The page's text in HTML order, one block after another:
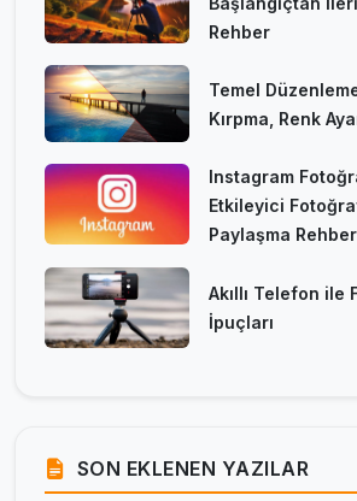
Rehber
Temel
Kırpma, Renk
Instagram
Etkileyici
Paylaşma
Akıllı Telefon ile
İpuçları
SON EKLENEN YAZILAR